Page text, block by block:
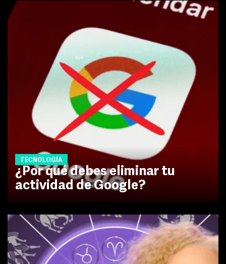
TECNOLOGÍA
¿Por qué debes eliminar tu
actividad de Google?